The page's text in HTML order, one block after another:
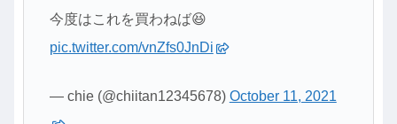
今度はこれを買わねば😆
pic.twitter.com/vnZfs0JnDi
— chie (@chiitan12345678) October 11, 2021